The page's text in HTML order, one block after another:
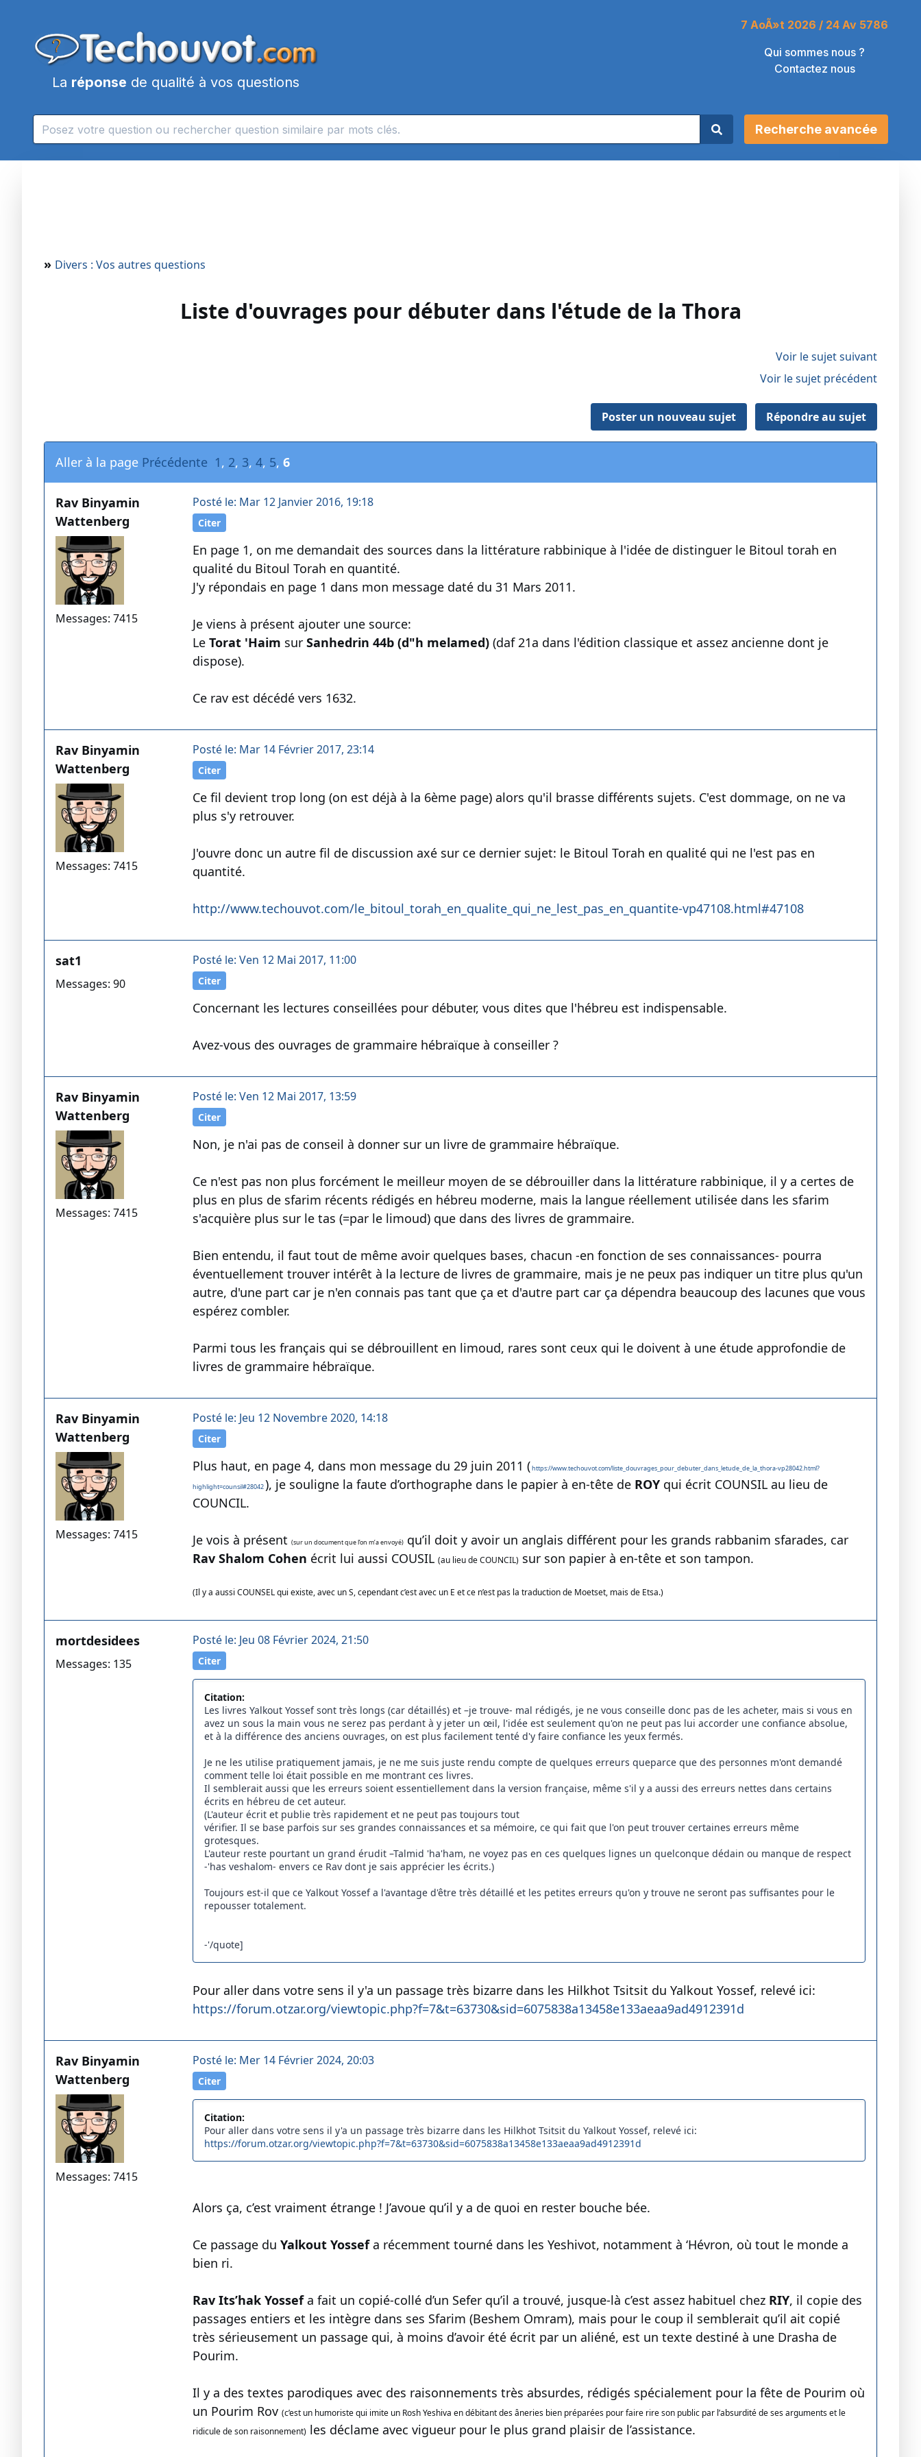
La réponse de qualité à vos questions
7 AoÃ»t 2026 / 24 Av 5786
Qui sommes nous ?
Contactez nous
Recherche avancée
» Divers : Vos autres questions
Liste d'ouvrages pour débuter dans l'étude de la Thora
Voir le sujet suivant
Voir le sujet précédent
Poster un nouveau sujet Répondre au sujet
Aller à la page Précédente 1, 2, 3, 4, 5, 6
Rav Binyamin
Wattenberg
Messages: 7415
Posté le: Mar 12 Janvier 2016, 19:18
Citer
En page 1, on me demandait des sources dans la littérature rabbinique à l'idée de distinguer le Bitoul torah en
qualité du Bitoul Torah en quantité.
J'y répondais en page 1 dans mon message daté du 31 Mars 2011.
Je viens à présent ajouter une source:
Le Torat 'Haim sur Sanhedrin 44b (d"h melamed)(daf 21a dans l'édition classique et assez ancienne dont je
dispose).
Ce rav est décédé vers 1632.
Rav Binyamin
Wattenberg
Messages: 7415
Posté le: Mar 14 Février 2017, 23:14
Citer
Ce fil devient trop long (on est déjà à la 6ème page) alors qu'il brasse différents sujets. C'est dommage, on ne va
plus s'y retrouver.
J'ouvre donc un autre fil de discussion axé sur ce dernier sujet: le Bitoul Torah en qualité qui ne l'est pas en
quantité.
http://www.techouvot.com/le_bitoul_torah_en_qualite_qui_ne_lest_pas_en_quantite-vp47108.html#47108
sat1
Messages: 90
Posté le: Ven 12 Mai 2017, 11:00
Citer
Concernant les lectures conseillées pour débuter, vous dites que l'hébreu est indispensable.
Avez-vous des ouvrages de grammaire hébraïque à conseiller ?
Rav Binyamin
Wattenberg
Messages: 7415
Posté le: Ven 12 Mai 2017, 13:59
Citer
Non, je n'ai pas de conseil à donner sur un livre de grammaire hébraïque.
Ce n'est pas non plus forcément le meilleur moyen de se débrouiller dans la littérature rabbinique, il y a certes de
plus en plus de sfarim récents rédigés en hébreu moderne, mais la langue réellement utilisée dans les sfarim
s'acquière plus sur le tas (=par le limoud) que dans des livres de grammaire.
Bien entendu, il faut tout de même avoir quelques bases, chacun -en fonction de ses connaissances- pourra
éventuellement trouver intérêt à la lecture de livres de grammaire, mais je ne peux pas indiquer un titre plus qu'un
autre, d'une part car je n'en connais pas tant que ça et d'autre part car ça dépendra beaucoup des lacunes que vous
espérez combler.
Parmi tous les français qui se débrouillent en limoud, rares sont ceux qui le doivent à une étude approfondie de
livres de grammaire hébraïque.
Rav Binyamin
Wattenberg
Messages: 7415
Posté le: Jeu 12 Novembre 2020, 14:18
Citer
Plus haut, en page 4, dans mon message du 29 juin 2011 (https://www.techouvot.com/liste_douvrages_pour_debuter_dans_letude_de_la_thora-vp28042.html?
highlight=counsil#28042), je souligne la faute d’orthographe dans le papier à en-tête de ROY qui écrit COUNSIL au lieu de
COUNCIL.
Je vois à présent (sur un document que l’on m’a envoyé)qu’il doit y avoir un anglais différent pour les grands rabbanim sfarades, car
Rav Shalom Cohen écrit lui aussi COUSIL (au lieu de COUNCIL)sur son papier à en-tête et son tampon.
(Il y a aussi COUNSEL qui existe, avec un S, cependant c’est avec un E et ce n’est pas la traduction de Moetset, mais de Etsa.)
mortdesidees
Messages: 135
Posté le: Jeu 08 Février 2024, 21:50
Citer
Citation:
Les livres Yalkout Yossef sont très longs (car détaillés) et –je trouve- mal rédigés, je ne vous conseille donc pas de les acheter, mais si vous en
avez un sous la main vous ne serez pas perdant à y jeter un œil, l'idée est seulement qu'on ne peut pas lui accorder une confiance absolue,
et à la différence des anciens ouvrages, on est plus facilement tenté d'y faire confiance les yeux fermés.
Je ne les utilise pratiquement jamais, je ne me suis juste rendu compte de quelques erreurs queparce que des personnes m'ont demandé
comment telle loi était possible en me montrant ces livres.
Il semblerait aussi que les erreurs soient essentiellement dans la version française, même s'il y a aussi des erreurs nettes dans certains
écrits en hébreu de cet auteur.
(L'auteur écrit et publie très rapidement et ne peut pas toujours tout
vérifier. Il se base parfois sur ses grandes connaissances et sa mémoire, ce qui fait que l'on peut trouver certaines erreurs même
grotesques.
L'auteur reste pourtant un grand érudit –Talmid 'ha'ham, ne voyez pas en ces quelques lignes un quelconque dédain ou manque de respect
-'has veshalom- envers ce Rav dont je sais apprécier les écrits.)
Toujours est-il que ce Yalkout Yossef a l'avantage d'être très détaillé et les petites erreurs qu'on y trouve ne seront pas suffisantes pour le
repousser totalement.
-'/quote]
Pour aller dans votre sens il y'a un passage très bizarre dans les Hilkhot Tsitsit du Yalkout Yossef, relevé ici:
https://forum.otzar.org/viewtopic.php?f=7&t=63730&sid=6075838a13458e133aeaa9ad4912391d
Rav Binyamin
Wattenberg
Messages: 7415
Posté le: Mer 14 Février 2024, 20:03
Citer
Citation:
Pour aller dans votre sens il y'a un passage très bizarre dans les Hilkhot Tsitsit du Yalkout Yossef, relevé ici:
https://forum.otzar.org/viewtopic.php?f=7&t=63730&sid=6075838a13458e133aeaa9ad4912391d
Alors ça, c’est vraiment étrange ! J’avoue qu’il y a de quoi en rester bouche bée.
Ce passage du Yalkout Yossefa récemment tourné dans les Yeshivot, notamment à ‘Hévron, où tout le monde a
bien ri.
Rav Its’hak Yossefa fait un copié-collé d’un Sefer qu’il a trouvé, jusque-là c’est assez habituel chez RIY, il copie des
passages entiers et les intègre dans ses Sfarim (Beshem Omram), mais pour le coup il semblerait qu’il ait copié
très sérieusement un passage qui, à moins d’avoir été écrit par un aliéné, est un texte destiné à une Drasha de
Pourim.
Il y a des textes parodiques avec des raisonnements très absurdes, rédigés spécialement pour la fête de Pourim où
un Pourim Rov (c’est un humoriste qui imite un Rosh Yeshiva en débitant des âneries bien préparées pour faire rire son public par l’absurdité de ses arguments et le
ridicule de son raisonnement)les déclame avec vigueur pour le plus grand plaisir de l’assistance.